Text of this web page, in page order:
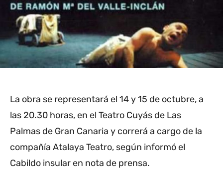
La obra se representará el 14 y 15 de octubre, a
las 20.30 horas, en el Teatro Cuyás de Las
Palmas de Gran Canaria y correrá a cargo de la
compañía Atalaya Teatro, según informó el
Cabildo insular en nota de prensa.